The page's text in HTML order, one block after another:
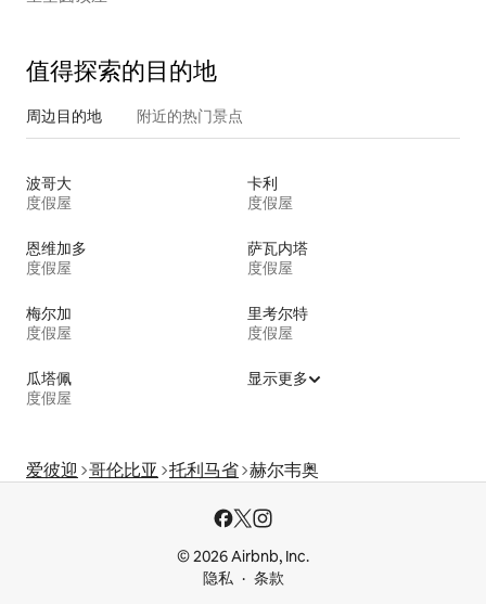
值得探索的目的地
周边目的地 附近的热门景点
波哥大
度假屋
卡利
度假屋
恩维加多
度假屋
萨瓦内塔
度假屋
梅尔加
度假屋
里考尔特
度假屋
瓜塔佩
度假屋
显示更多
爱彼迎 哥伦比亚 托利马省 赫尔韦奥
© 2026 Airbnb, Inc.
隐私
条款